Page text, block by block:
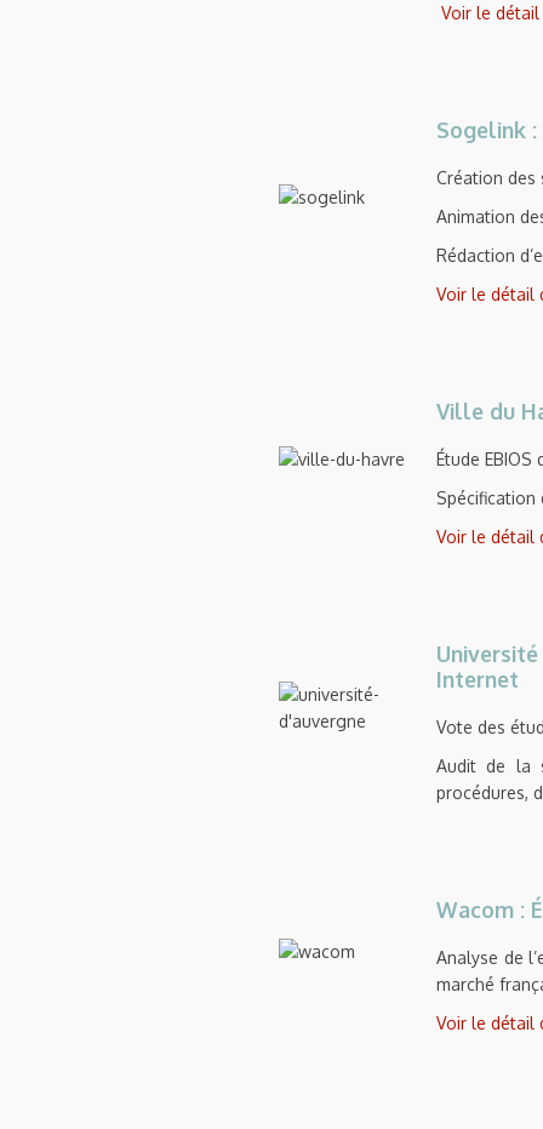
Voir le
Sogelink
Création
Animation
Rédaction
Voir le détail
Ville du
Étude
Voir le détail
Internet
Vote des
Audit de la
procédures,
Wacom :
Analyse de
marché
Voir le détail